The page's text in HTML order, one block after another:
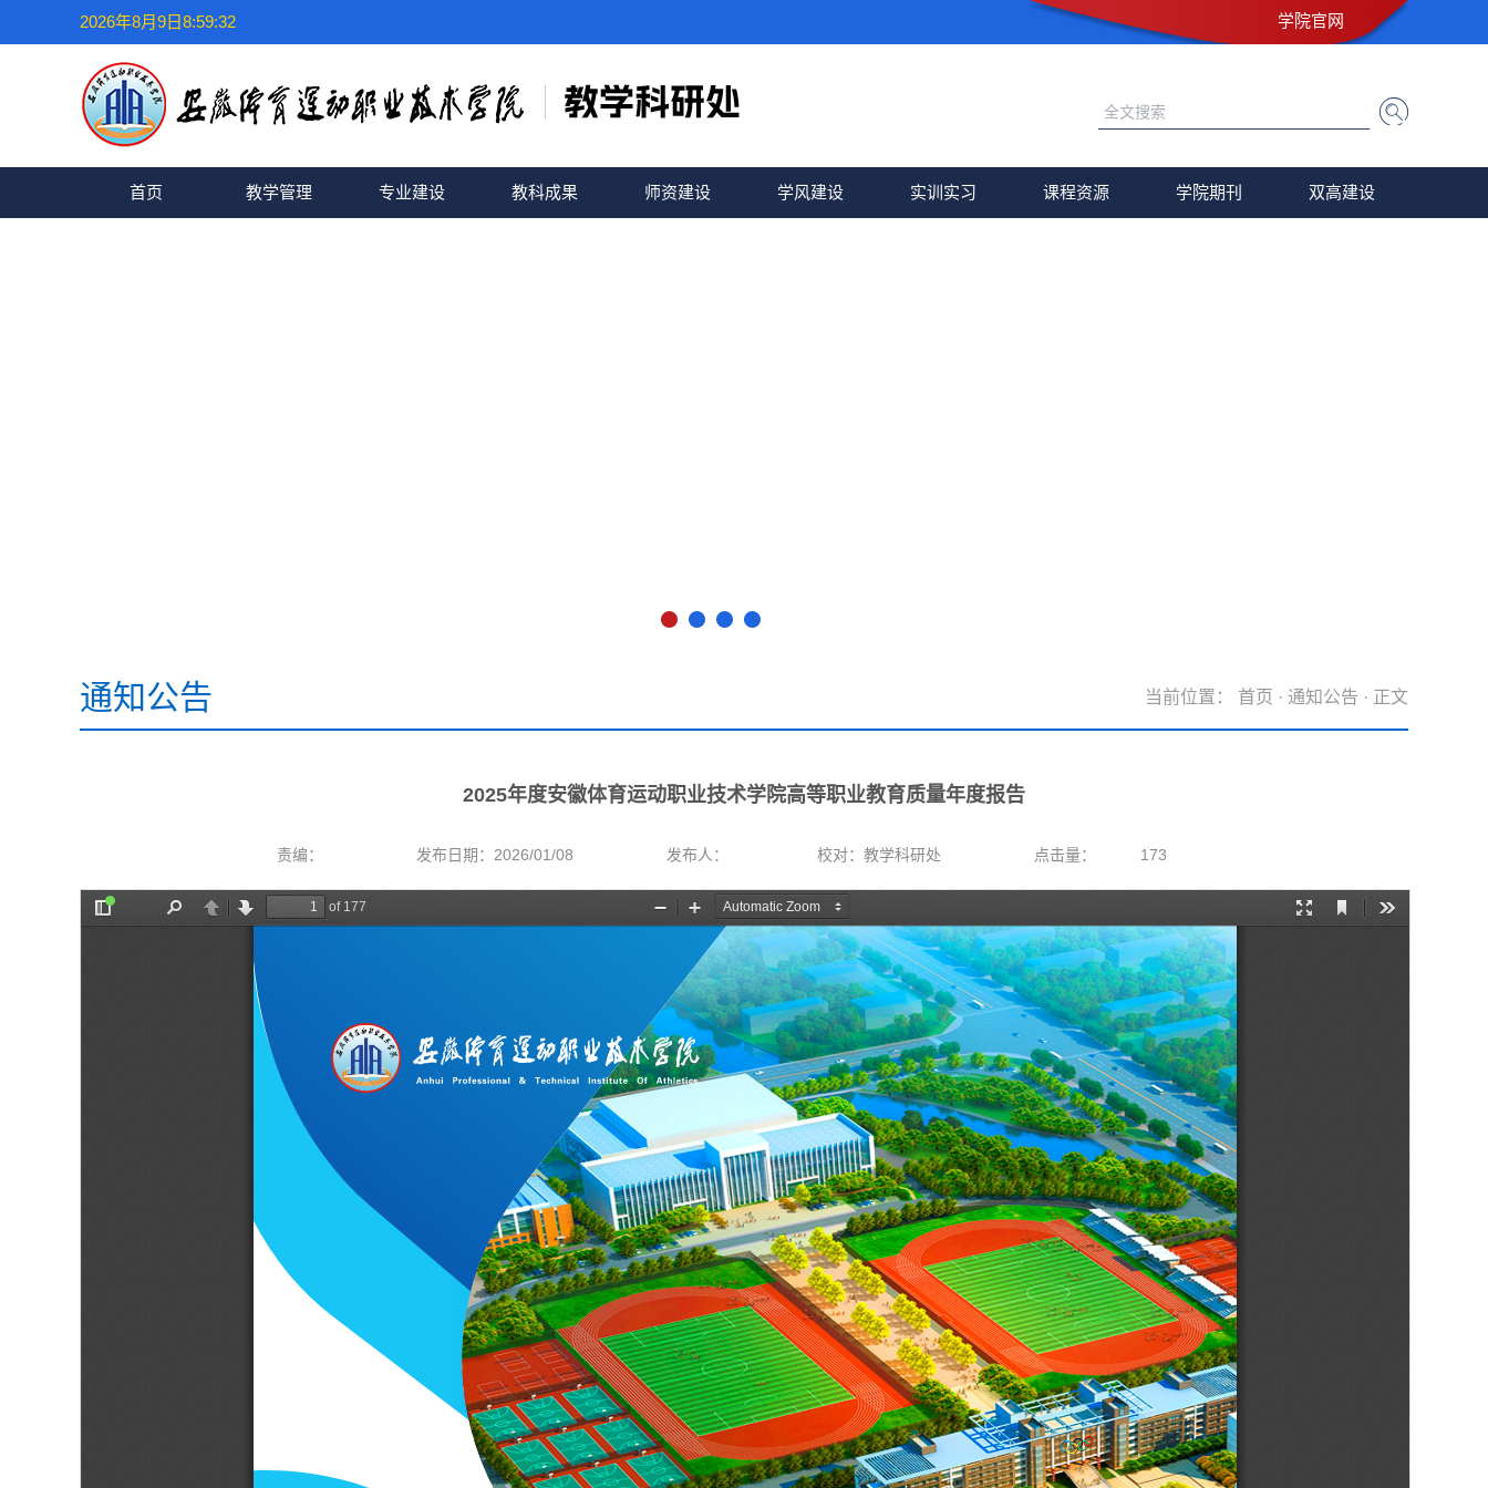
2026年8月9日8:59:32 学院官网
首页 教学管理 专业建设 教科成果 师资建设 学风建设 实训实习 课程资源 学院期刊 双高建设
当前位置： 首页 · 通知公告 · 正文
通知公告
2025年度安徽体育运动职业技术学院高等职业教育质量年度报告
责编： 发布日期：2026/01/08 发布人： 校对：教学科研处 点击量： 173